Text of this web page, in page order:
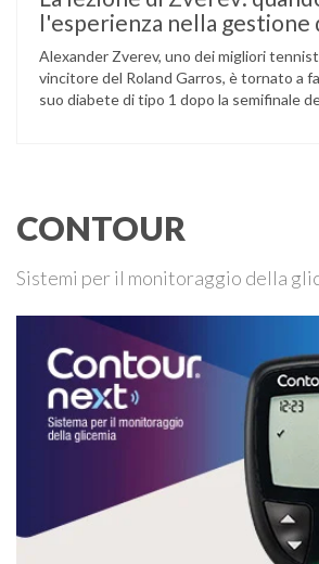
l'esperienza nella gestione
Alexander Zverev, uno dei migliori
vincitore del Roland Garros, è tornato a
suo diabete di tipo 1 dopo la semifinale
CONTOUR
Sistemi per il monitoraggio della